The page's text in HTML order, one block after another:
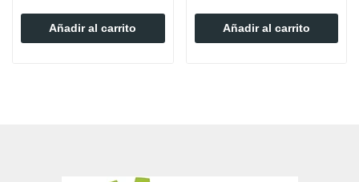
Añadir al carrito Añadir al carrito